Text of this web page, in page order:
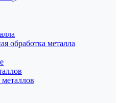
обработка металла